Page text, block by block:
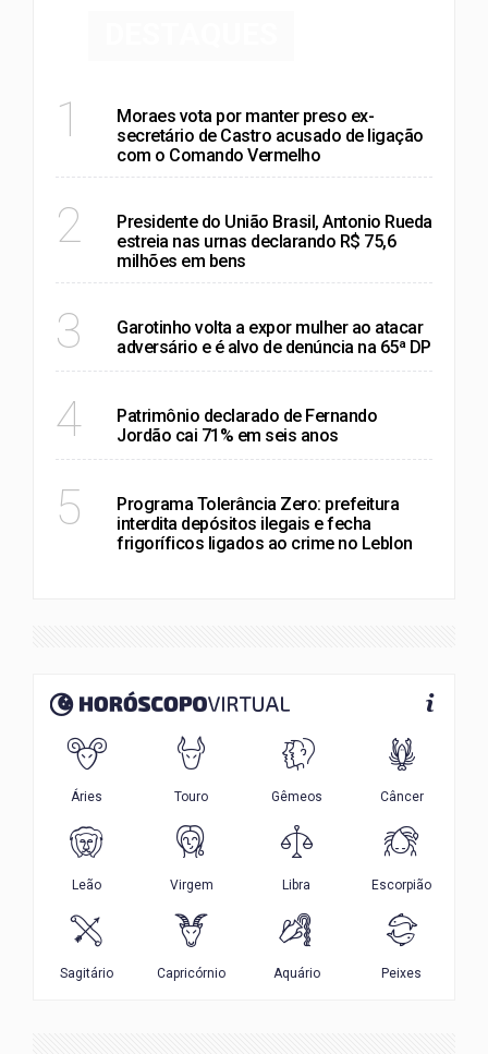
1
Moraes vota por manter preso ex-
secretário de Castro acusado de ligação
com o Comando Vermelho
2
Presidente do União Brasil, Antonio Rueda
estreia nas urnas declarando R$ 75,6
milhões em bens
3
Garotinho volta a expor mulher ao atacar
adversário e é alvo de denúncia na 65ª DP
4
Patrimônio declarado de Fernando
Jordão cai 71% em seis anos
5
Programa Tolerância Zero: prefeitura
interdita depósitos ilegais e fecha
frigoríficos ligados ao crime no Leblon